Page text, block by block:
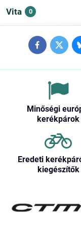
Vita 0
FacebookTwitter
Minőségi
kerékpárok
Eredeti
kiegészítők